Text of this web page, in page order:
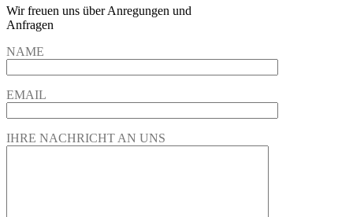
Wir freuen uns über Anregungen und
Anfragen
NAME
EMAIL
IHRE NACHRICHT AN UNS